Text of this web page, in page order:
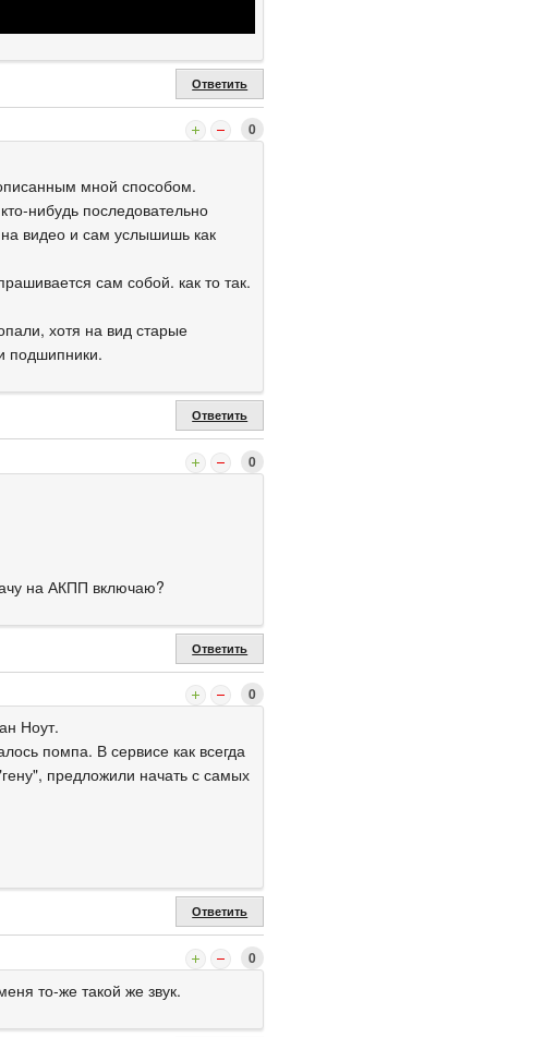
Ответить
0
мной способом.
нибудь последовательно
на видео и сам услышишь как
сам собой. как то так.
хотя на вид старые
подшипники.
Ответить
0
на АКПП включаю?
Ответить
0
Ноут.
помпа. В сервисе как всегда
предложили начать с самых
Ответить
0
то-же такой же звук.